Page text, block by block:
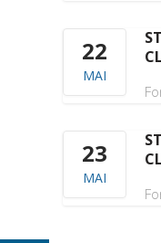
22
MAI
23
MAI